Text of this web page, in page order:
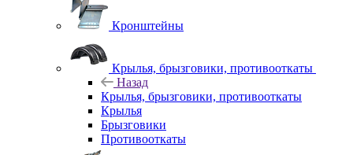
Кронштейны
Крылья, брызговики, противооткаты
Назад
Крылья, брызговики, противооткаты
Крылья
Брызговики
Противооткаты